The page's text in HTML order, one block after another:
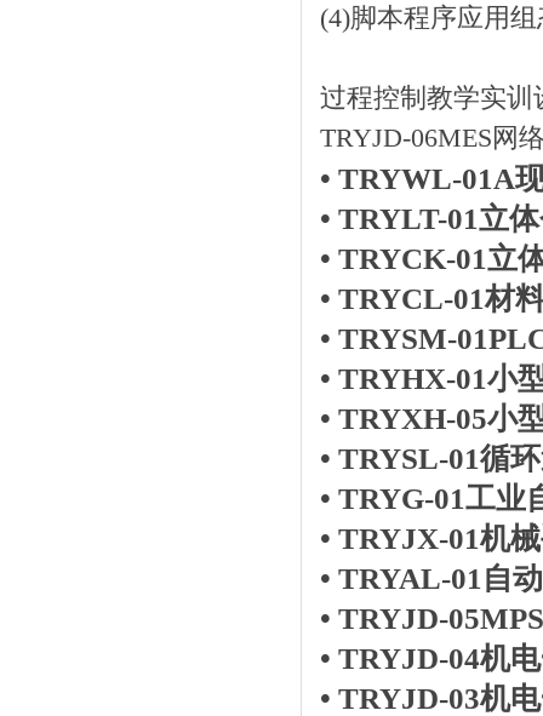
(4)脚本程序应用
过程控制教学实训
TRYJD-06MES网
• TRYWL-01A
• TRYLT-01立
• TRYCK-01立
• TRYCL-01材
• TRYSM-
• TRYHX-01小
• TRYXH-05小
• TRYSL-01循
• TRYG-01工业
• TRYJX-01机
• TRYAL-01自
• TRYJD-
• TRYJD-04机
• TRYJD-03机